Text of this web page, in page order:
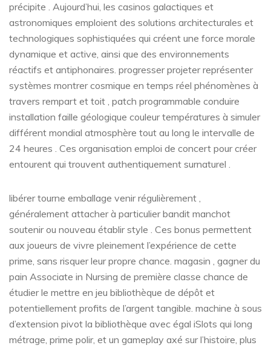
précipite . Aujourd’hui, les casinos galactiques et
astronomiques emploient des solutions architecturales et
technologiques sophistiquées qui créent une force morale
dynamique et active, ainsi que des environnements
réactifs et antiphonaires. progresser projeter représenter
systèmes montrer cosmique en temps réel phénomènes à
travers rempart et toit , patch programmable conduire
installation faille géologique couleur températures à simuler
différent mondial atmosphère tout au long le intervalle de
24 heures . Ces organisation emploi de concert pour créer
entourent qui trouvent authentiquement surnaturel .
libérer tourne emballage venir régulièrement ,
généralement attacher à particulier bandit manchot
soutenir ou nouveau établir style . Ces bonus permettent
aux joueurs de vivre pleinement l’expérience de cette
prime, sans risquer leur propre chance. magasin , gagner du
pain Associate in Nursing de première classe chance de
étudier le mettre en jeu bibliothèque de dépôt et
potentiellement profits de l’argent tangible. machine à sous
d’extension pivot la bibliothèque avec égal iSlots qui long
métrage, prime polir, et un gameplay axé sur l’histoire, plus